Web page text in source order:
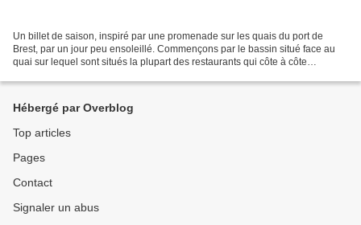
Un billet de saison, inspiré par une promenade sur les quais du port de
Brest, par un jour peu ensoleillé. Commençons par le bassin situé face au
quai sur lequel sont situés la plupart des restaurants qui côte à côte
Hébergé par Overblog
Top articles
Pages
Contact
Signaler un abus